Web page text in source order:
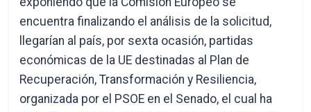
encuentra finalizando el análisis de la solicitud,
llegarían al país, por sexta ocasión, partidas
económicas de la UE destinadas al Plan de
Recuperación, Transformación y Resiliencia,
organizada por el PSOE en el Senado, el cual ha